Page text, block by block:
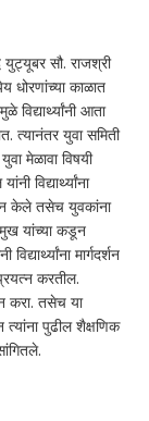
युट्यूबर सौ. राजश्री
धोरणांच्या काळात
विद्यार्थ्यांनी आता
त्यानंतर युवा समिती
मेळावा विषयी
विद्यार्थ्यांना
केले तसेच युवकांना
यांच्या कडून
मार्गदर्शन
करतील.
करा. तसेच या
त्यांना पुढील शैक्षणिक